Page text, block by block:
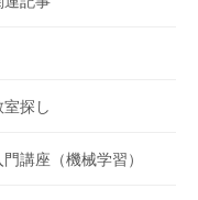
探し
講座（機械学習）